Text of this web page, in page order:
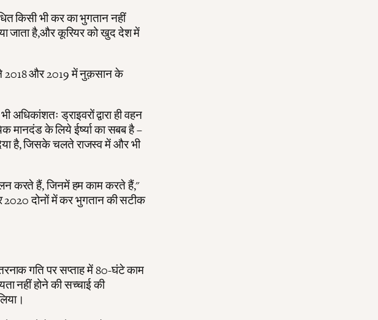
किसी भी कर का भुगतान नहीं
जाता है,और कूरियर को खुद देश में
2018 और 2019 में नुक़सान के
ड्राइवरों द्वारा ही वहन
मानदंड के लिये ईर्ष्या का सबब है –
है, जिसके चलते राजस्व में और भी
करते हैं, जिनमें हम काम करते हैं,"
2020 दोनों में कर भुगतान की सटीक
गति पर सप्ताह में 80-घंटे काम
नहीं होने की सच्चाई की